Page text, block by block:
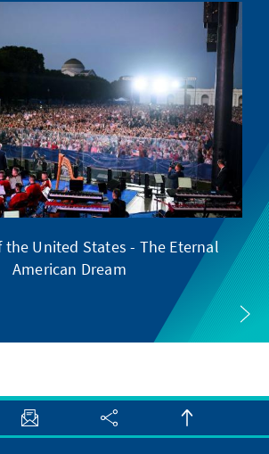
the United States - The Eternal
American Dream